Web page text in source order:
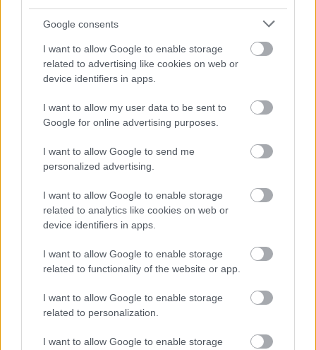
Google consents
I want to allow Google to enable storage
related to advertising like cookies on web or
device identifiers in apps.
I want to allow my user data to be sent to
Google for online advertising purposes.
I want to allow Google to send me
personalized advertising.
I want to allow Google to enable storage
related to analytics like cookies on web or
device identifiers in apps.
I want to allow Google to enable storage
related to functionality of the website or app.
I want to allow Google to enable storage
related to personalization.
I want to allow Google to enable storage
Előző cikk
A csapatok
is megszólalt a „Martín-
szabály” ügyében
Következő cikk
versenyzője szerint
- Advertisment -